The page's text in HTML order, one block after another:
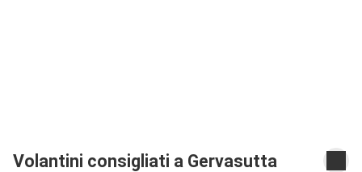
Volantini consigliati a Gervasutta